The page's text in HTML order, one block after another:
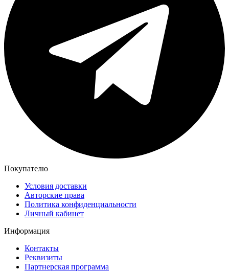
Покупателю
Условия доставки
Авторские права
Политика конфиденциальности
Личный кабинет
Информация
Контакты
Реквизиты
Партнерская программа